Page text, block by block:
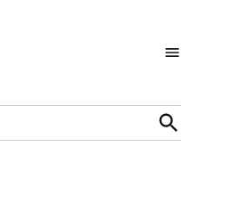
Open
Search